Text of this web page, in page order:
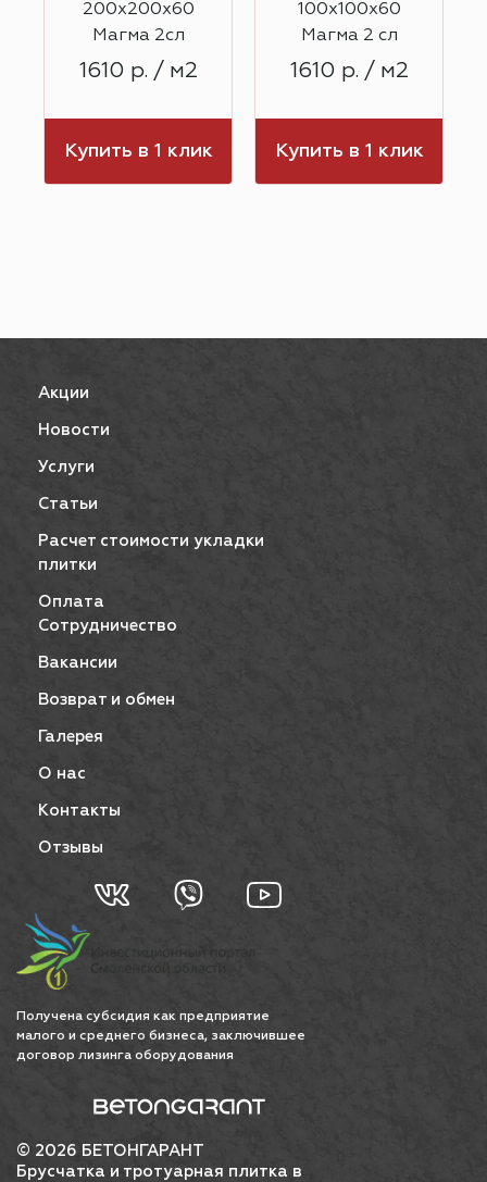
200х200х60
Магма 2сл
1610 р. / м2
Купить в 1 клик
100х100х60
Магма 2 сл
1610 р. / м2
Купить в 1 клик
© 2026 БЕТОНГАРАНТ
Брусчатка и тротуарная плитка в
Акции
Новости
Услуги
Статьи
Расчет стоимости укладки
плитки
Оплата
Сотрудничество
Вакансии
Возврат и обмен
Галерея
О нас
Контакты
Отзывы
Получена субсидия как предприятие
малого и среднего бизнеса, заключившее
договор лизинга оборудования